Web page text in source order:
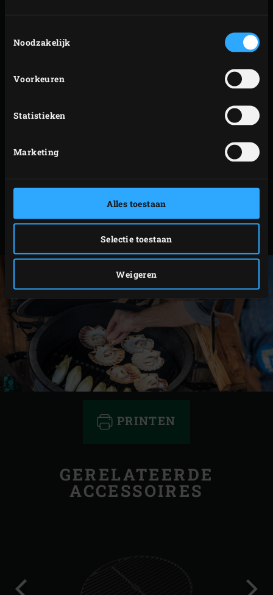
Noodzakelijk
Voorkeuren
Statistieken
Marketing
Alles toestaan
Selectie toestaan
Weigeren
Halveer de stronkjes witlof in de lengte en hak de
hazelnoten fijn.
Leg de coquilleschelpen ondersteboven met de
coquille op het rooster, leg de witlof er op het
Keer de schelpen om en strooi de fijngehakte
2 minuten. Haal de witlof uit de EGG en laat de
gegrilde witlof in reepjes. Besprenkel ze met de
hazelnootolie en breng op smaak met peper en zout.
Haal de schelpen uit de EGG. Verdeel er de witlof
over en serveer direct.
PRINTEN
GERELATEERDE
ACCESSOIRES